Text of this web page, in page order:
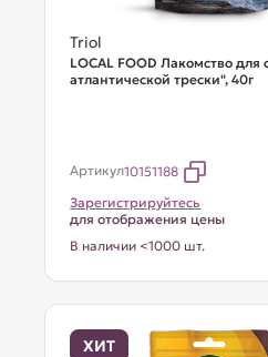
Triol
LOCAL FOOD Лакомство для
атлантической трески", 40г
Артикул10151188
Зарегистрируйтесь
для отображения цены
В наличии <1000 шт.
ХИТ